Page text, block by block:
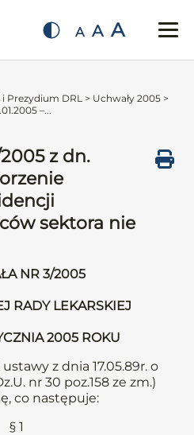
A A A
i Prezydium DRL > Uchwały 2005 >
–...
z dn.
sektora nie
NR 3/2005
RADY LEKARSKIEJ
2005 ROKU
z dnia 17.05.89r. o
nr 30 poz.158 ze zm.)
co następuje:
§ 1